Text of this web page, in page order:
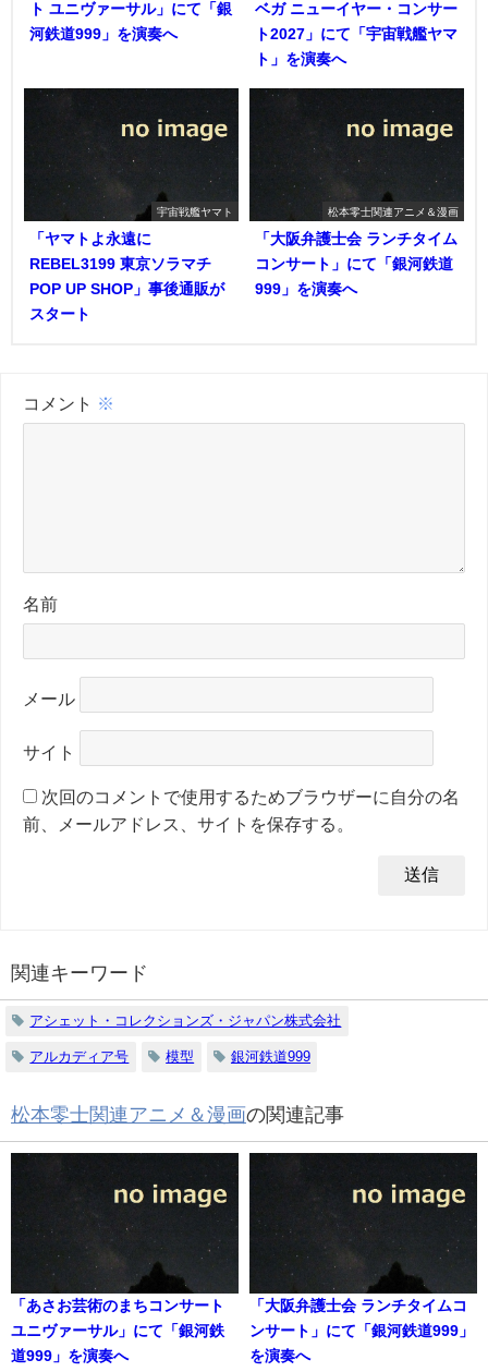
ト ユニヴァーサル」にて「銀
河鉄道999」を演奏へ
ベガ ニューイヤー・コンサー
ト2027」にて「宇宙戦艦ヤマ
ト」を演奏へ
宇宙戦艦ヤマト
「ヤマトよ永遠に
REBEL3199 東京ソラマチ
POP UP SHOP」事後通販が
スタート
松本零士関連アニメ＆漫画
「大阪弁護士会 ランチタイム
コンサート」にて「銀河鉄道
999」を演奏へ
コメント ※
名前
メール
サイト
次回のコメントで使用するためブラウザーに自分の名
前、メールアドレス、サイトを保存する。
関連キーワード
アシェット・コレクションズ・ジャパン株式会社
アルカディア号 模型 銀河鉄道999
松本零士関連アニメ＆漫画の関連記事
「あさお芸術のまちコンサート
ユニヴァーサル」にて「銀河鉄
道999」を演奏へ
「大阪弁護士会 ランチタイムコ
ンサート」にて「銀河鉄道999」
を演奏へ